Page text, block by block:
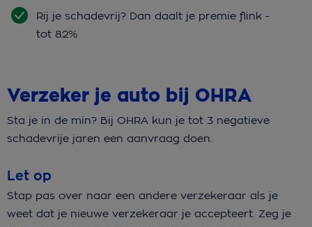
Rij je schadevrij? Dan daalt je premie flink -
tot 82%
Verzeker je auto bij OHRA
Sta je in de min? Bij OHRA kun je tot 3 negatieve
schadevrije jaren een aanvraag doen.
Let op
Stap pas over naar een andere verzekeraar als je
weet dat je nieuwe verzekeraar je accepteert. Zeg je